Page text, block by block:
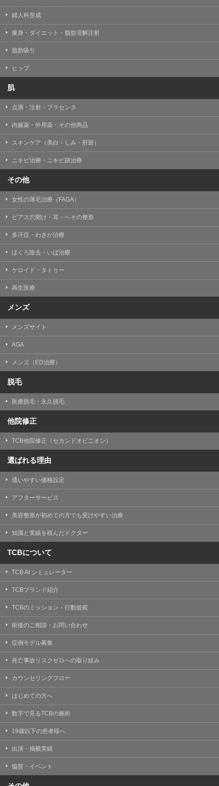
ください。
TCBグループが運営するWEBサイトでは、アクセスログ
として患者様の履歴情報をサーバ上に記録しています。
アクセスログはWEBサイトの保守管理や利用状況に関す
る統計分析のために使用されます。それ以外の目的で使
用されることはありません。
事業上の必要性等に応じて、改定される場合がありま
す。
掲載したときをもって効力を生じるものとします。
婦人科形成
痩身・ダイエット・脂肪溶解注射
脂肪吸引
ヒップ
肌
点滴・注射・プラセンタ
内服薬・外用薬・その他商品
スキンケア（美白・しみ・肝斑）
ニキビ治療・ニキビ跡治療
その他
女性の薄毛治療（FAGA）
ピアス穴開け・耳・へその整形
多汗症・わきが治療
ほくろ除去・いぼ治療
ケロイド・タトゥー
再生医療
メンズ
メンズサイト
AGA
メンズ（ED治療）
脱毛
医療脱毛・永久脱毛
他院修正
TCB他院修正（セカンドオピニオン）
選ばれる理由
通いやすい価格設定
アフターサービス
美容整形が初めての方でも受けやすい治療
知識と実績を積んだドクター
TCBについて
TCB AI シミュレーター
TCBブランド紹介
TCBのミッション・行動規範
術後のご相談・お問い合わせ
症例モデル募集
死亡事故リスクゼロへの取り組み
カウンセリングフロー
はじめての方へ
数字で見るTCBの施術
19歳以下の患者様へ
出演・掲載実績
協賛・イベント